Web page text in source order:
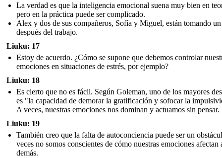
La verdad es que la inteligencia emocional suena muy bien en
pero en la práctica puede ser complicado.
Alex y dos de sus compañeros, Sofía y Miguel, están tomando
después del trabajo.
Liuku: 17
Estoy de acuerdo. ¿Cómo se supone que debemos controlar
emociones en situaciones de estrés, por ejemplo?
Liuku: 18
Es cierto que no es fácil. Según Goleman, uno de los mayores
es "la capacidad de demorar la gratificación y sofocar la
A veces, nuestras emociones nos dominan y actuamos sin pensar.
Liuku: 19
También creo que la falta de autoconciencia puede ser un
veces no somos conscientes de cómo nuestras emociones afectan
demás.